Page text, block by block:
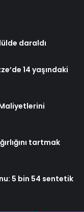
daraldı
14 yaşındaki
tartmak
5 bin 54 sentetik